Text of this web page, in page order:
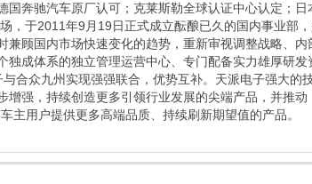
奔驰汽车原厂认可；克莱斯勒全球认证中心认定；日
，于2011年9月19日正式成立酝酿已久的国内事业部
顾国内市场快速变化的趋势，重新审视调整战略、内
成体系的独立管理运营中心、专门配备实力雄厚研发
合众九州实现强强联合，优势互补。天派电子强大的
强，持续创造更多引领行业发展的尖端产品，并推动
主用户提供更多高端品质、持续刷新期望值的产品。